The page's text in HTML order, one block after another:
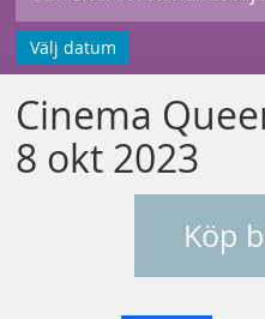
Välj datum
Cinema
8 okt 2023
Köp